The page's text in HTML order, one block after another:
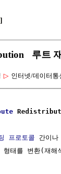
]
루트
▷ 인터넷/데이터통
프로토콜 간이
형태를 변환(재해